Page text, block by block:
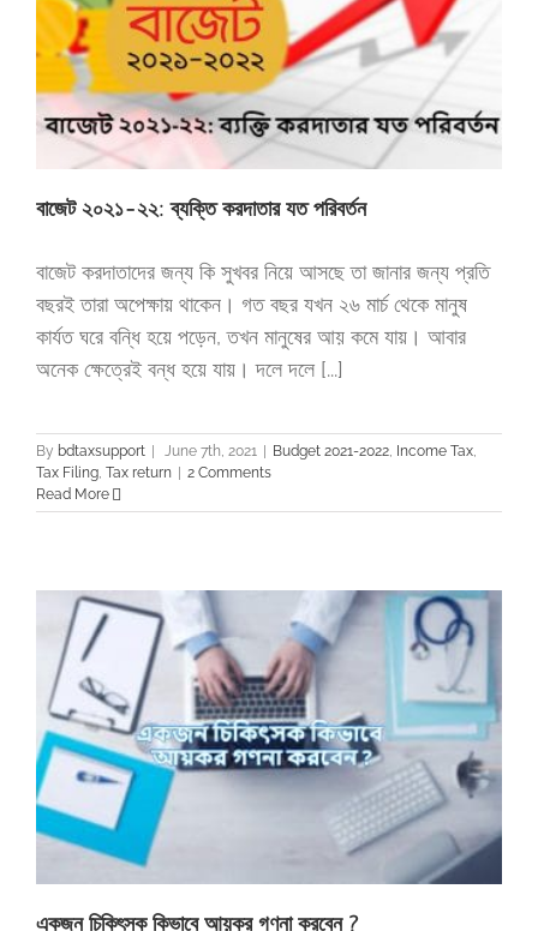
বাজেট ২০২১-২২: ব্যক্তি করদাতার যত পরিবর্তন
বাজেট করদাতাদের জন্য কি সুখবর নিয়ে আসছে তা জানার জন্য প্রতি
বছরই তারা অপেক্ষায় থাকেন। গত বছর যখন ২৬ মার্চ থেকে মানুষ
কার্যত ঘরে বন্ধি হয়ে পড়েন, তখন মানুষের আয় কমে যায়। আবার
অনেক ক্ষেত্রেই বন্ধ হয়ে যায়। দলে দলে [...]
By bdtaxsupport June 7th, 2021 Budget 2021-2022, Income Tax,
Tax Filing, Tax return
2 Comments
Read More
একজন চিকিৎসক কিভাবে আয়কর গণনা করবেন ?